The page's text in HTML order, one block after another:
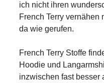
ich nicht ihren
French Terry vernähen
da wie gerufen.
French Terry Stoffe
Hoodie und
inzwischen fast besser